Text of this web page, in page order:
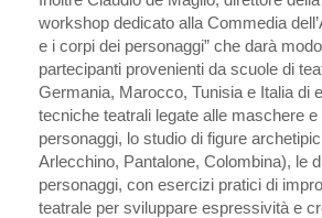
workshop dedicato alla Commedia
e i corpi dei personaggi” che darà
partecipanti provenienti da scuole di
Germania, Marocco, Tunisia e Italia di
tecniche teatrali legate alle maschere
personaggi, lo studio di figure
Arlecchino, Pantalone, Colombina), le
personaggi, con esercizi pratici di
teatrale per sviluppare espressività e